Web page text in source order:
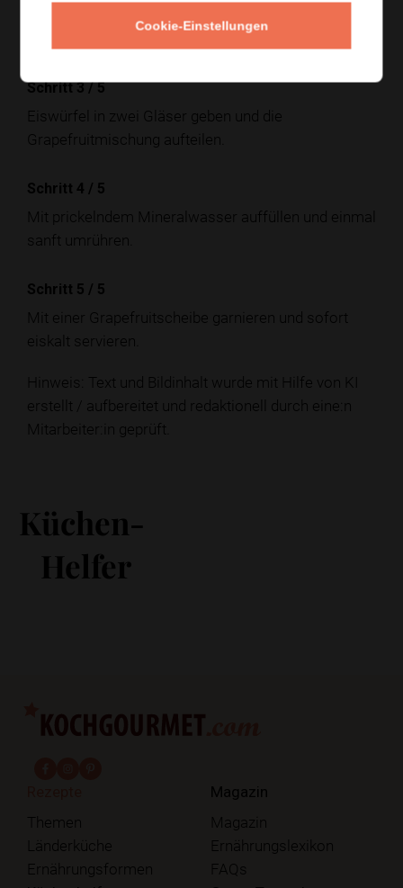
Schritt 3/5
Eiswürfel in zwei Gläser geben und die
Grapefruitmischung aufteilen.
Schritt 4 / 5
Mit prickelndem Mineralwasser auffüllen und einmal
sanft umrühren.
Schritt 5 / 5
Mit einer Grapefruitscheibe garnieren und sofort
eiskalt servieren.
Hinweis: Text und Bildinhalt wurde mit Hilfe von KI
erstellt / aufbereitet und redaktionell durch eine:n
Mitarbeiter:in geprüft.
Küchen-
Helfer
Themen
Länderküche
Ernährungsformen
Magazin
Magazin
Ernährungslexikon
FAQs
Cookie-Einstellungen